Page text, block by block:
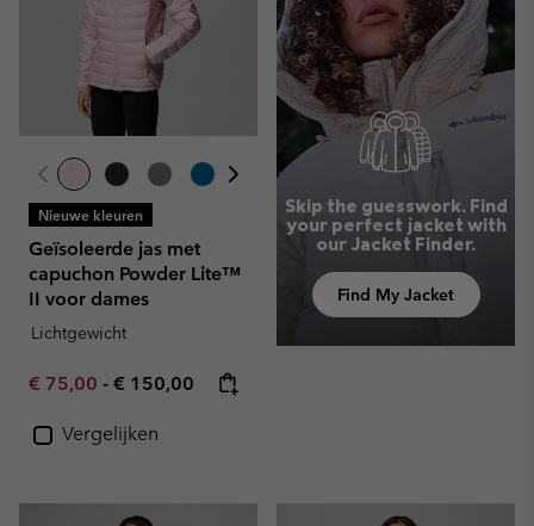
Nieuwe kleuren
Geïsoleerde jas met
capuchon Powder Lite™
II voor dames
Lichtgewicht
Minimum sale price:
€ 75,00 - Maximum price:
€ 150,00
Vergelijken
Skip the guesswork. Find
your perfect jacket with
our Jacket Finder.
Find My Jacket